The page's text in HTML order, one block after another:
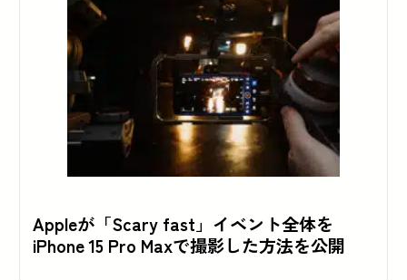
Appleが「Scary fast」イベント全体を
iPhone 15 Pro Maxで撮影した方法を公開